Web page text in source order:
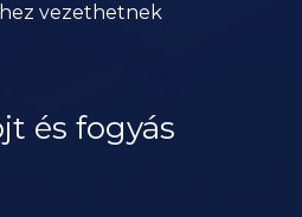
vezethetnek
és fogyás